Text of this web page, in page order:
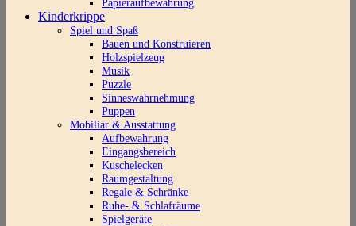
Kinderkrippe
Spiel und Spaß
Bauen und Konstruieren
Holzspielzeug
Musik
Puzzle
Sinneswahrnehmung
Puppen
Mobiliar & Ausstattung
Aufbewahrung
Eingangsbereich
Kuschelecken
Raumgestaltung
Regale & Schränke
Ruhe- & Schlafräume
Spielgeräte